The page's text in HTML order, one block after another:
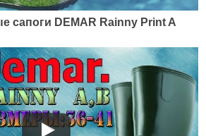
сапоги DEMAR Rainny Print A